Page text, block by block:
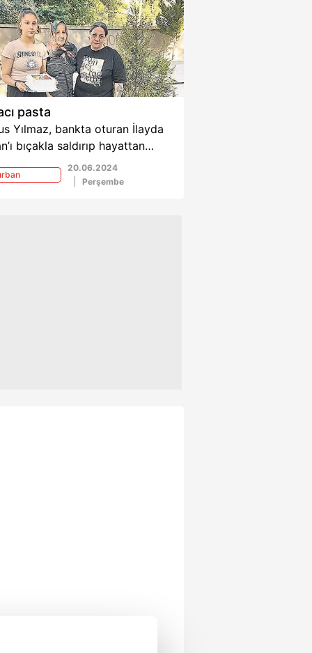
pasta
Yılmaz, bankta oturan İlayda
bıçakla saldırıp hayattan
Olayda yaralanan anne Oya
kızının Kurban Bayramı’na
20.06.2024
Perşembe